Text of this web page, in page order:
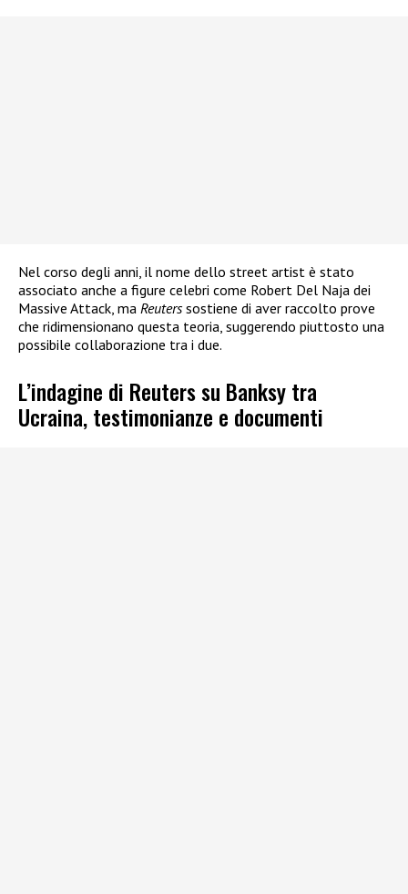
Nel corso degli anni, il nome dello street artist è stato
associato anche a figure celebri come Robert Del Naja dei
Massive Attack, ma Reuterssostiene di aver raccolto prove
che ridimensionano questa teoria, suggerendo piuttosto una
possibile collaborazione tra i due.
L’indagine di Reuters su Banksy tra
Ucraina, testimonianze e documenti